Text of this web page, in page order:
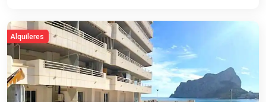
Alquileres